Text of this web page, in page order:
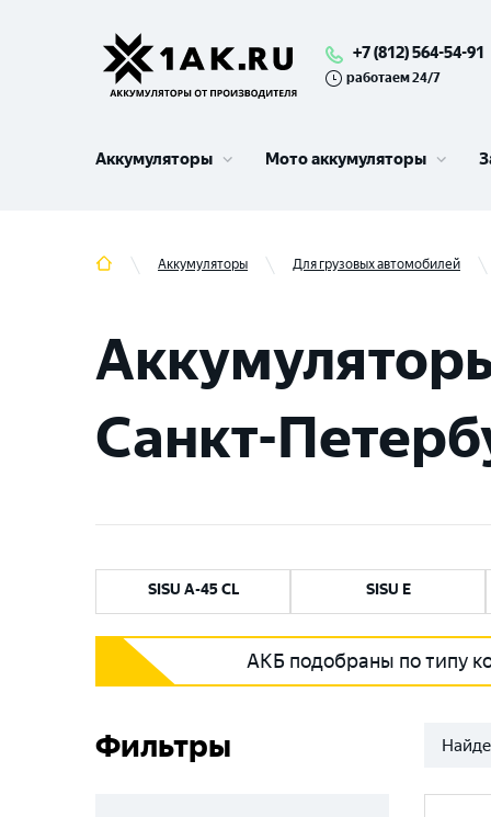
+7 (812) 564-54-91
работаем 24/7
Аккумуляторы Мото аккумуляторы
Аккумуляторы Для грузовых автомобилей
Санкт-
SISU A-45 CL SISU E
АКБ подобраны по типу
Фильтры